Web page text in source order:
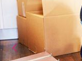
arrow_back_iosPrevious